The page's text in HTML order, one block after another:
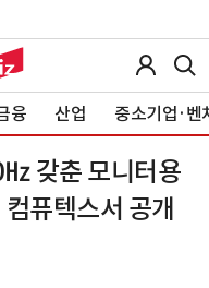
융 산업 중소기업·벤
갖춘 모니터용
퓨텍스서 공개